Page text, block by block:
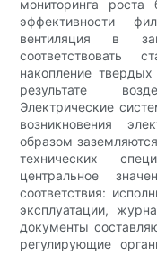
мониторинга роста
эффективности
вентиляция в
соответствовать
накопление
результате
Электрические
возникновения
образом
технических
центральное
соответствия:
эксплуатации,
документы
регулирующие